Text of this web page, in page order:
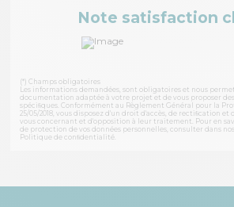
Note satisfaction
(*) Champs obligatoires
Les informations demandées, sont obligatoires et nous
documentation adaptée à votre projet et de vous proposer
spéciﬁques. Conformément au Règlement Général pour la
25/05/2018, vous disposez d'un droit d'accès, de rectiﬁcation et
vous concernant et d'opposition à leur traitement. Pour en
de protection de vos données personnelles, consulter dans
Politique de conﬁdentialité